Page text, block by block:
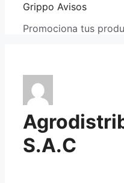
Grippo Avisos
Promociona tus
S.A.C